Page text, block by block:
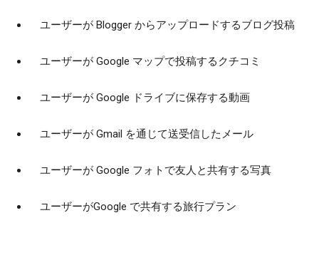
ユーザーが Blogger からアップロードするブログ投稿
ユーザーが Google マップで投稿するクチコミ
ユーザーが Google ドライブに保存する動画
ユーザーが Gmail を通じて送受信したメール
ユーザーが Google フォトで友人と共有する写真
ユーザーがGoogle で共有する旅行プラン